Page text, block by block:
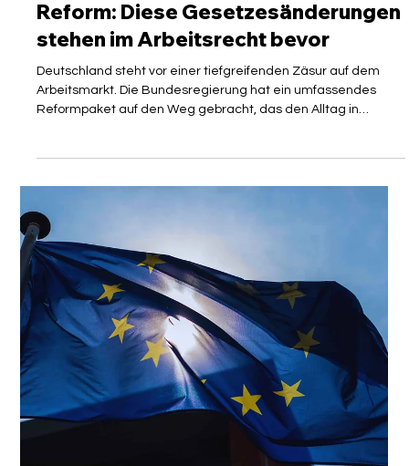
VISAGUARD Sekretariat
26. Juli
3 Min. Lesezeit
GESETZESÄNDERUNG
Reform: Diese Gesetzesänderungen
Arbeitsmarkt. Die Bundesregierung hat ein umfassendes
Unternehmen und die rechtlichen Rahmenbedingungen für
Arbeitnehmer grundlegend verändern soll. Für internationale
akademische Fachkräfte, Expats und Young Professionals aus
den USA, Großbritannien oder Kanada, die mit einem Visum
oder einer Blauen Karte EU in Deutschland leben, haben
Änderungen im Arbeitsrecht jedoc